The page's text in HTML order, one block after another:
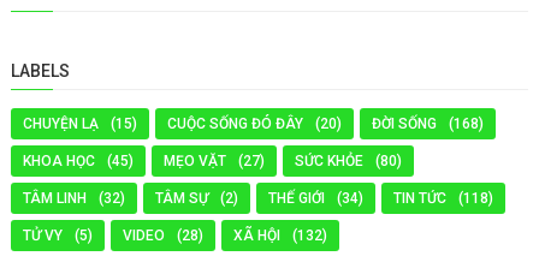
LABELS
CHUYỆN LẠ (15) CUỘC SỐNG ĐÓ ĐÂY (20) ĐỜI SỐNG (168)
KHOA HỌC (45) MẸO VẶT (27) SỨC KHỎE (80)
TÂM LINH (32) TÂM SỰ (2) THẾ GIỚI (34) TIN TỨC (118)
TỬ VY (5) VIDEO (28) XÃ HỘI (132)